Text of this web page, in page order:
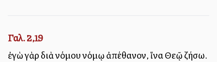
Γαλ. 2,19
ἐγὼ γὰρ διὰ νόμου νόμῳ ἀπέθανον, ἵνα Θεῷ ζήσω.